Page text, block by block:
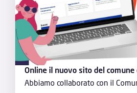
Online il nuovo sito del comune
Abbiamo collaborato con il